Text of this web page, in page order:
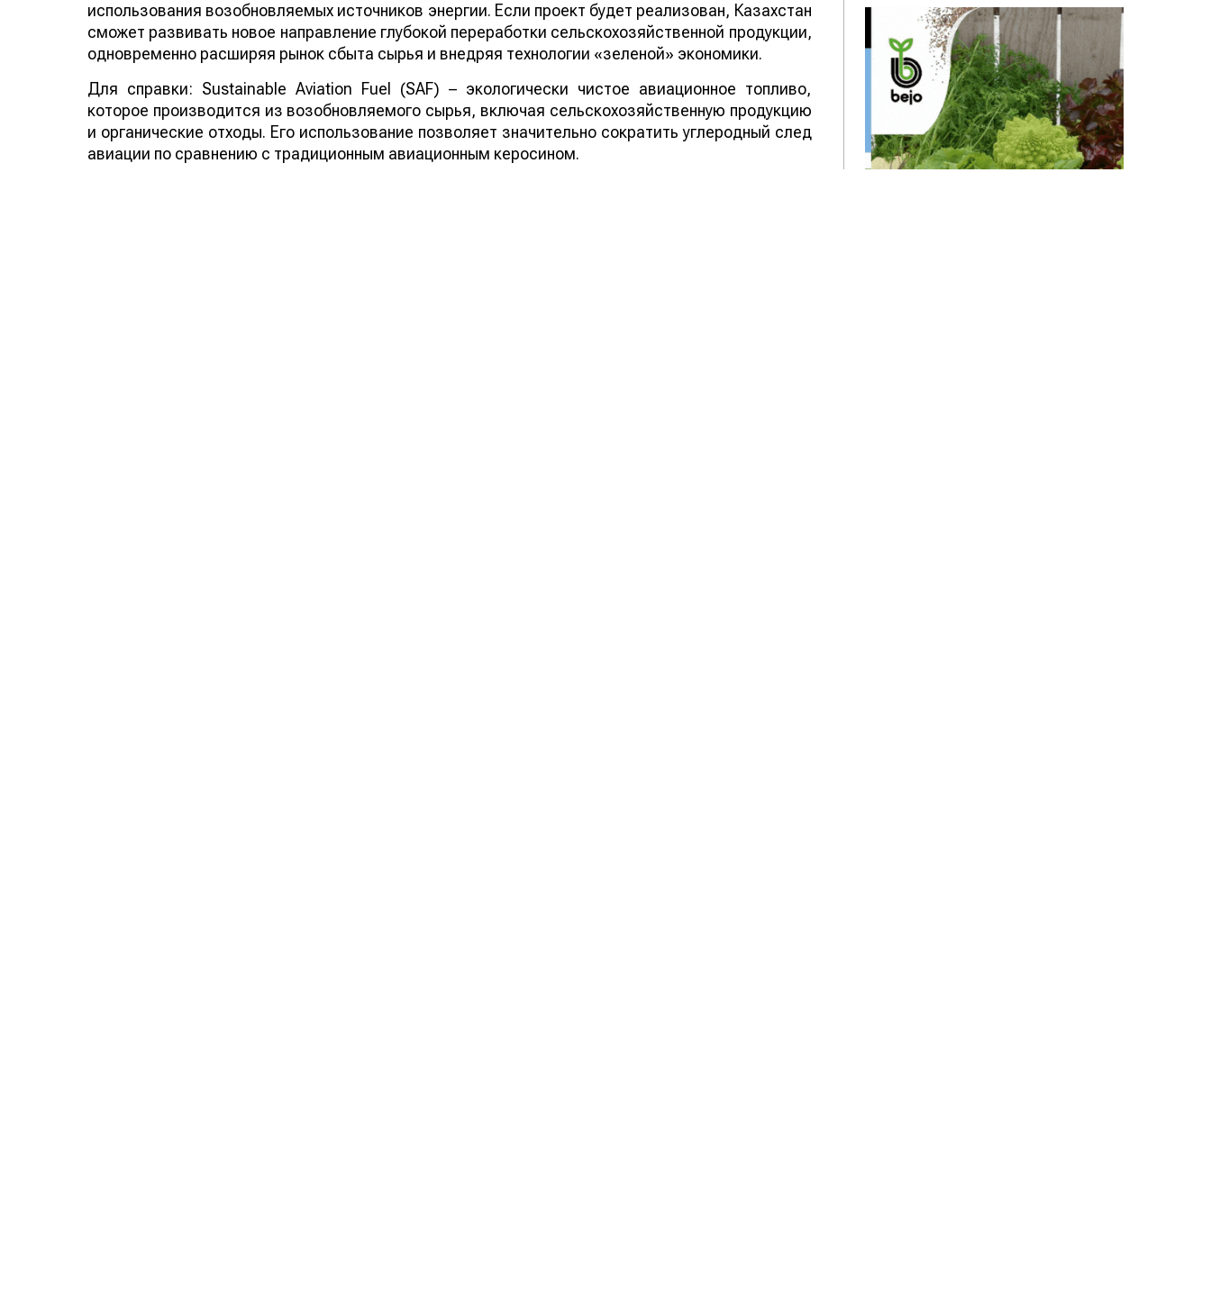
использования возобновляемых источников энергии. Если проект будет реализован, Казахстан
сможет развивать новое направление глубокой переработки сельскохозяйственной продукции,
одновременно расширяя рынок сбыта сырья и внедряя технологии «зеленой» экономики.
Для справки: Sustainable Aviation Fuel (SAF) – экологически чистое авиационное топливо,
которое производится из возобновляемого сырья, включая сельскохозяйственную продукцию
и органические отходы. Его использование позволяет значительно сократить углеродный след
авиации по сравнению с традиционным авиационным керосином.